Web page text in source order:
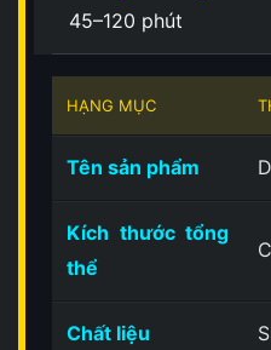
45–120 phút
HẠNG MỤC
Tên sản phẩm
Kích thước tổng
thể
Chất liệu